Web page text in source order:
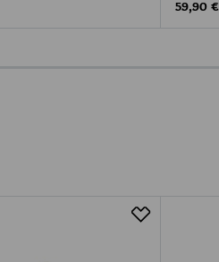
Original
59,90 €